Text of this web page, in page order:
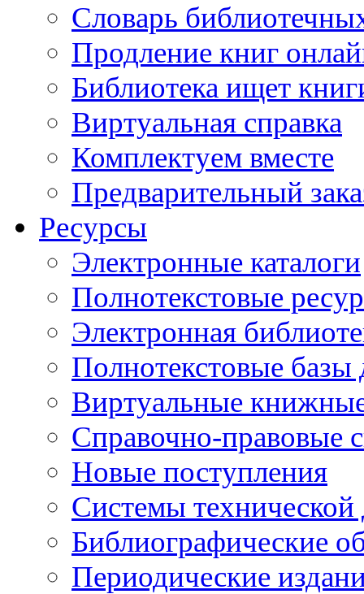
Словарь
Продление книг
Библиотека ищет
Виртуальная справка
Комплектуем вместе
Предварительный
Ресурсы
Электронные каталоги
Полнотекстовые
Электронная
Полнотекстовые
Виртуальные
Справочно-правовые
Новые поступления
Cистемы
Библиографические
Периодические